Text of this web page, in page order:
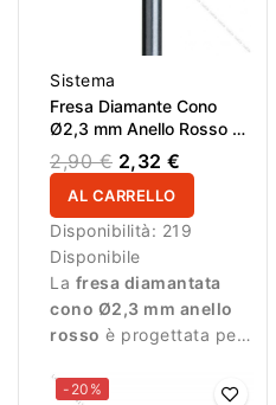
Sistema
Fresa Diamante Cono
Ø2,3 mm Anello Rosso LL
8,0 mm
2,90 € 2,32 €
AL CARRELLO
Disponibilità: 219
Disponibile
La fresa diamantata
cono Ø2,3 mm anello
rosso è progettata per
e lavori delicati.
-20%